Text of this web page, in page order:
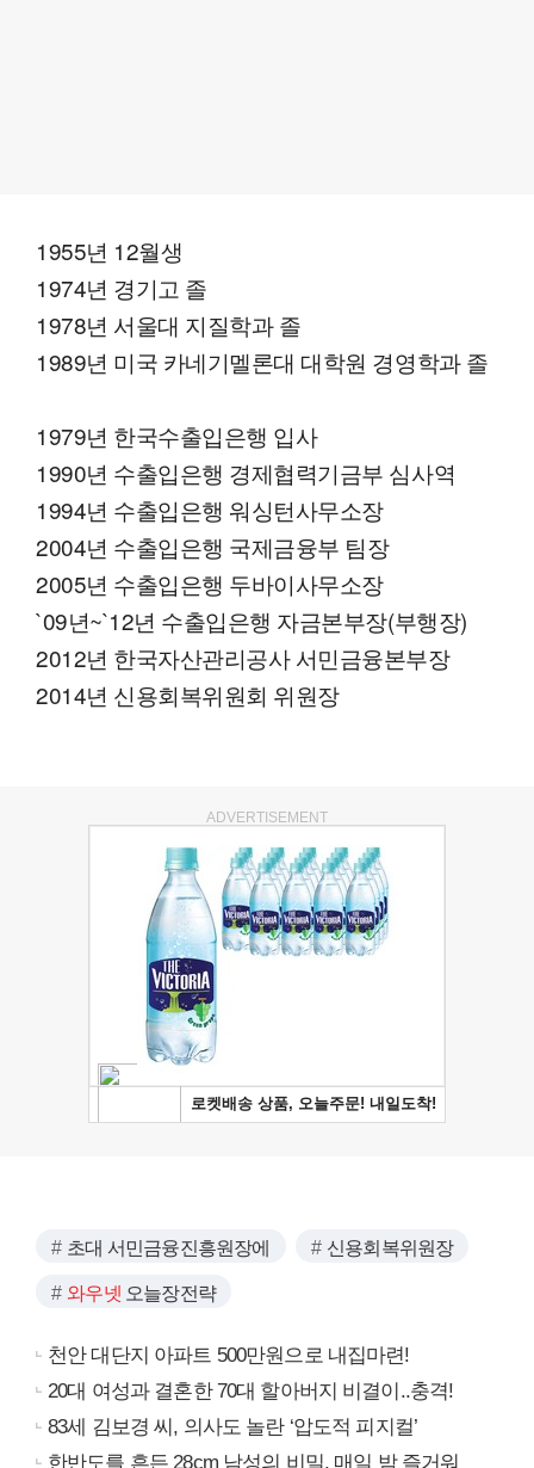
1955년 12월생
1974년 경기고 졸
1978년 서울대 지질학과 졸
1989년 미국 카네기멜론대 대학원 경영학과 졸
1979년 한국수출입은행 입사
1990년 수출입은행 경제협력기금부 심사역
1994년 수출입은행 워싱턴사무소장
2004년 수출입은행 국제금융부 팀장
2005년 수출입은행 두바이사무소장
`09년~`12년 수출입은행 자금본부장(부행장)
2012년 한국자산관리공사 서민금융본부장
2014년 신용회복위원회 위원장
ADVERTISEMENT
초대 서민금융진흥원장에 신용회복위원장
와우넷 오늘장전략
천안 대단지 아파트 500만원으로 내집마련!
20대 여성과 결혼한 70대 할아버지 비결이..충격!
83세 김보경 씨, 의사도 놀란 ‘압도적 피지컬’
한반도를 흔든 28cm 남성의 비밀, 매일 밤 즐거워